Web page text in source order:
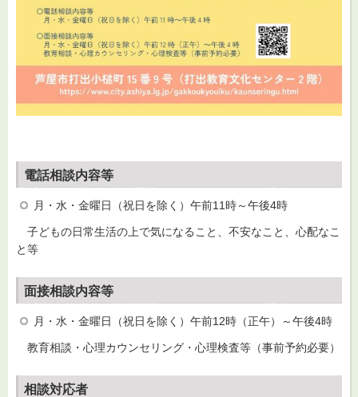
電話相談内容等
月・水・金曜日（祝日を除く）午前11時～午後4時
子どもの日常生活の上で気になること、不安なこと、心配なこ
と等
面接相談内容等
月・水・金曜日（祝日を除く）午前12時（正午）～午後4時
教育相談・心理カウンセリング・心理検査等（事前予約必要）
相談対応者